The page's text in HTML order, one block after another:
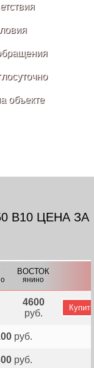
объекте
В10 ЦЕНА ЗА
ВОСТОК
янино
4600
руб.
Купить
руб.
руб.